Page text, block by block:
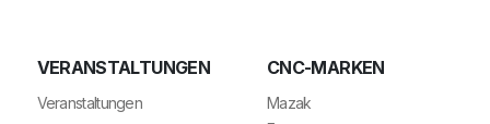
VERANSTALTUNGEN
Veranstaltungen
CNC-MARKEN
Mazak